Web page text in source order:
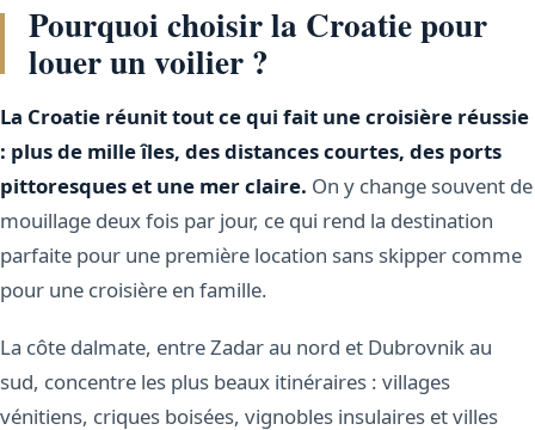
Pourquoi choisir la Croatie pour
louer un voilier ?
La Croatie réunit tout ce qui fait une croisière réussie
: plus de mille îles, des distances courtes, des ports
pittoresques et une mer claire. On y change souvent de
mouillage deux fois par jour, ce qui rend la destination
parfaite pour une première location sans skipper comme
pour une croisière en famille.
La côte dalmate, entre Zadar au nord et Dubrovnik au
sud, concentre les plus beaux itinéraires : villages
vénitiens, criques boisées, vignobles insulaires et villes